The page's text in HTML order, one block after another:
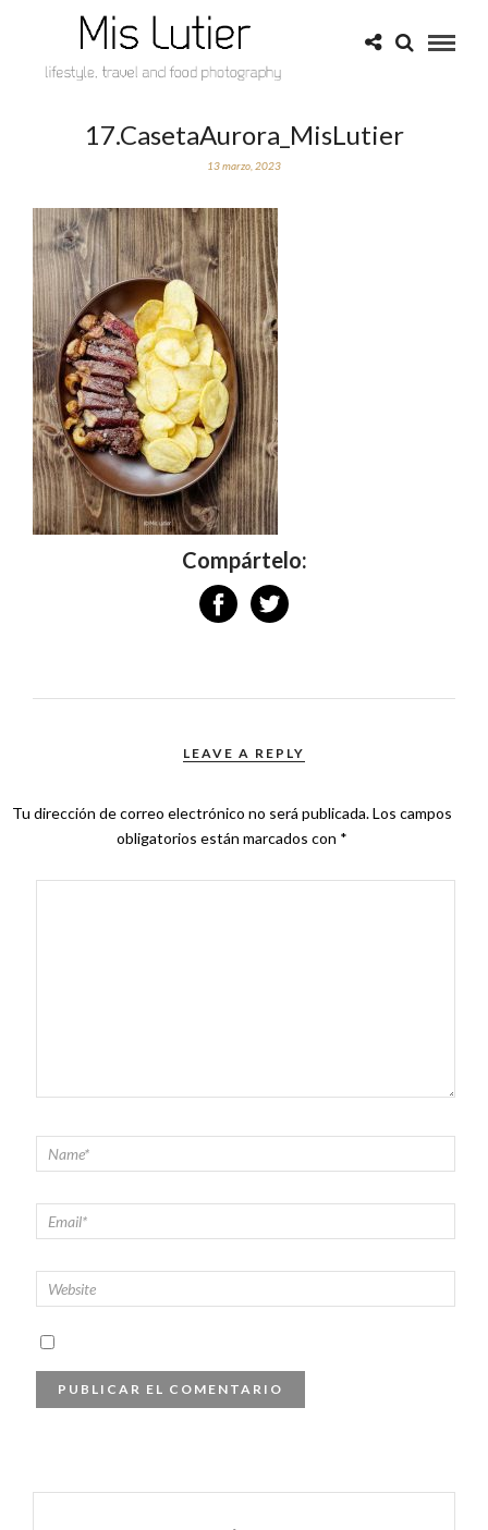
17.CasetaAurora_MisLutier
13 marzo, 2023
Compártelo:
LEAVE A REPLY
Tu dirección de correo electrónico no será publicada.Los campos
obligatorios están marcados con *